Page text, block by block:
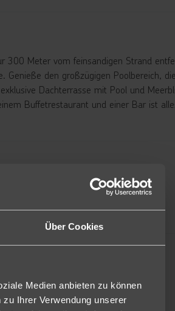
Über Cookies
Medien anbieten zu können
Ihrer Verwendung unserer
300 Meter vom feinsandigen Strand
Genieße den großzügigen Poolbereich,
Dachterrasse mit Pool und
Buffetrestaurant und einer Bar ist